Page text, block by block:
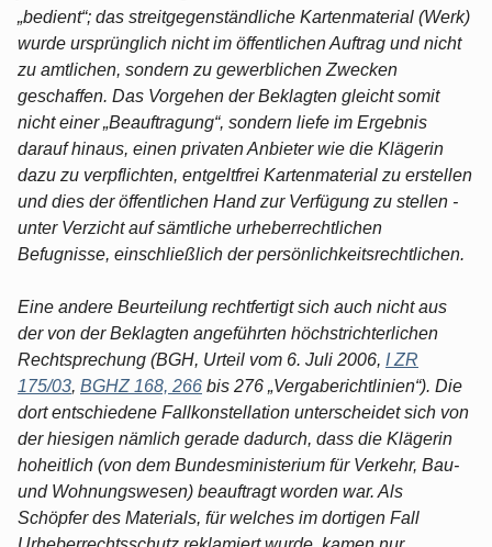
„bedient“; das streitgegenständliche Kartenmaterial (Werk)
wurde ursprünglich nicht im öffentlichen Auftrag und nicht
zu amtlichen, sondern zu gewerblichen Zwecken
geschaffen. Das Vorgehen der Beklagten gleicht somit
nicht einer „Beauftragung“, sondern liefe im Ergebnis
darauf hinaus, einen privaten Anbieter wie die Klägerin
dazu zu verpflichten, entgeltfrei Kartenmaterial zu erstellen
und dies der öffentlichen Hand zur Verfügung zu stellen -
unter Verzicht auf sämtliche urheberrechtlichen
Befugnisse, einschließlich der persönlichkeitsrechtlichen.
Eine andere Beurteilung rechtfertigt sich auch nicht aus
der von der Beklagten angeführten höchstrichterlichen
Rechtsprechung (BGH, Urteil vom 6. Juli 2006, I ZR
175/03, BGHZ 168, 266 bis 276 „Vergaberichtlinien“). Die
dort entschiedene Fallkonstellation unterscheidet sich von
der hiesigen nämlich gerade dadurch, dass die Klägerin
hoheitlich (von dem Bundesministerium für Verkehr, Bau-
und Wohnungswesen) beauftragt worden war. Als
Schöpfer des Materials, für welches im dortigen Fall